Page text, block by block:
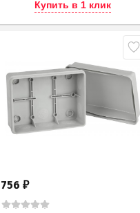
Купить в 1 клик
756₽